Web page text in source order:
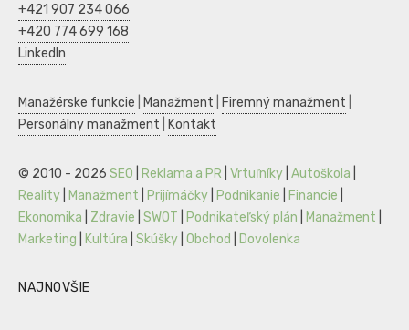
+421 907 234 066
+420 774 699 168
LinkedIn
Manažérske funkcie Manažment Firemný manažment
Personálny manažment
Kontakt
© 2010 - 2026 SEO Reklama a PR Vrtuľníky Autoškola
Reality
Manažment Prijímáčky Podnikanie Financie
Ekonomika
Zdravie SWOT Podnikateľský plán Manažment
Marketing
Kultúra Skúšky Obchod Dovolenka
NAJNOVŠIE